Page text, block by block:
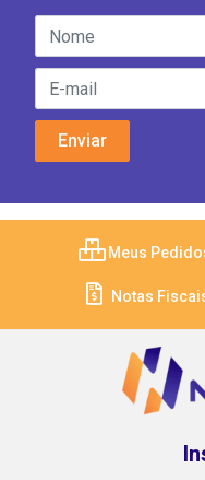
Meus
Notas